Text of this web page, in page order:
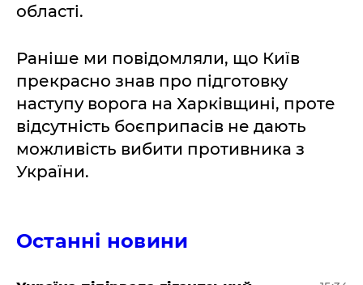
області.
Раніше ми повідомляли, що Київ
прекрасно знав про підготовку
наступу ворога на Харківщині, проте
відсутність боєприпасів не дають
можливість вибити противника з
України.
Останні новини